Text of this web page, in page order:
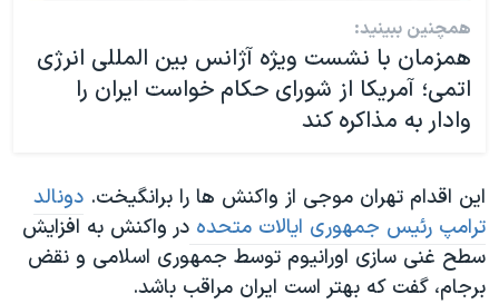
همچنین ببینید:
همزمان با نشست ویژه آژانس بین المللی انرژی
اتمی؛ آمریکا از شورای حکام خواست ایران را
وادار به مذاکره کند
این اقدام تهران موجی از واکنش ها را برانگیخت. دونالد
ترامپ رئیس جمهوری ایالات متحده در واکنش به افزایش
سطح غنی سازی اورانیوم توسط جمهوری اسلامی و نقض
برجام، گفت که بهتر است ایران مراقب باشد.